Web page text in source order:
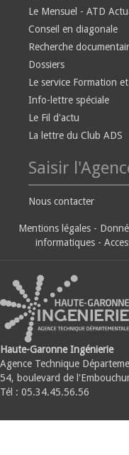
Le Mensuel - ATD
Conseil en diagonale
Recherche
Dossiers
Le service Formation
Info-lettre spéciale
Le Fil d'actu
La lettre du Club ADS
Saisir
Nous contacter
Mentions légales -
informatiques -
Haute-Garonne Ingénierie
Agence Technique
54, boulevard de
Tél : 05.34.45.56.56